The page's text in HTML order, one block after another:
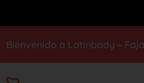
Bienvenido a Latinbody –